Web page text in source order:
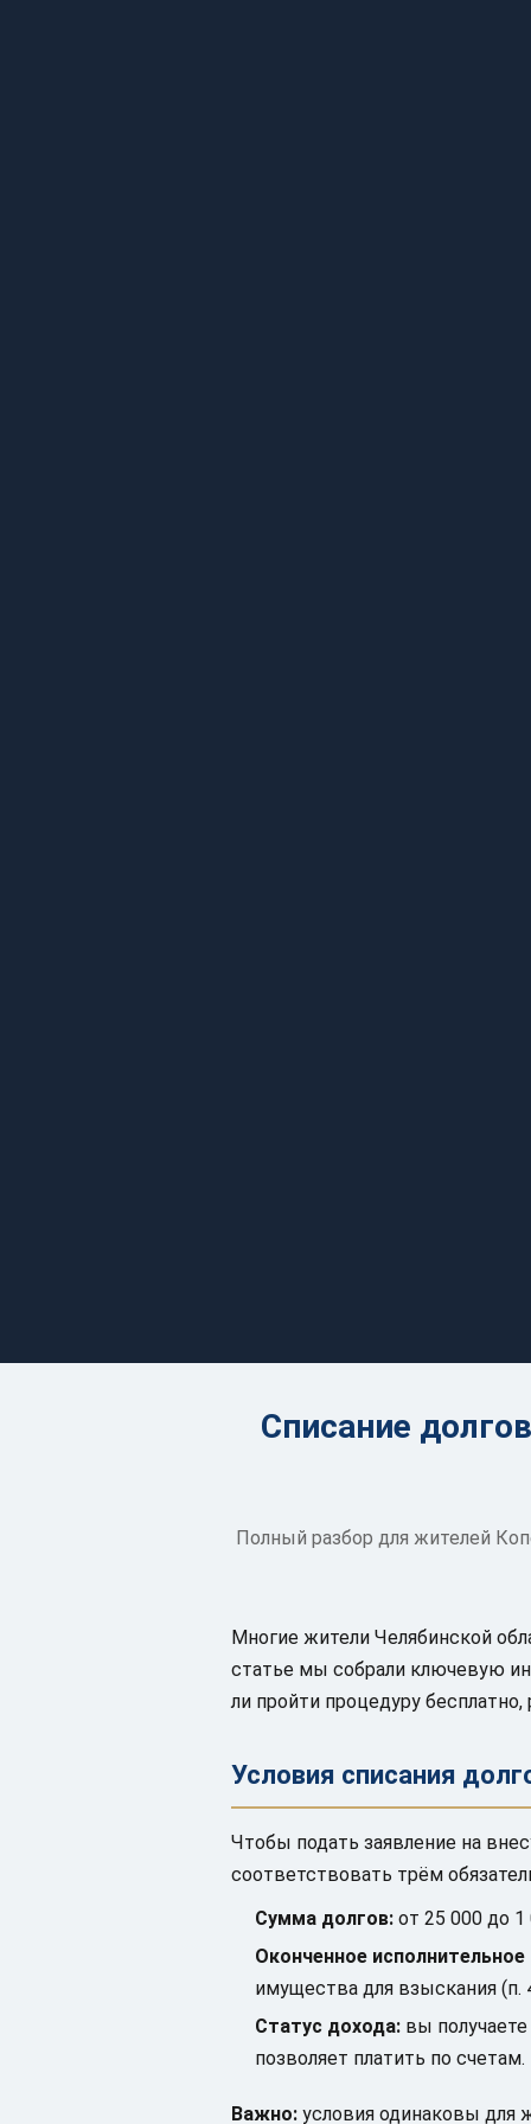
Списание
Полный разбор для жителей
Многие жители Челябинской
статье мы собрали ключевую
ли пройти процедуру
Условия списания
Чтобы подать заявление на
соответствовать трём
Сумма долгов: от 25 000 до 1
Оконченное
имущества для взыскания (п.
Статус дохода: вы
позволяет платить по счетам.
Важно: условия одинаковы для